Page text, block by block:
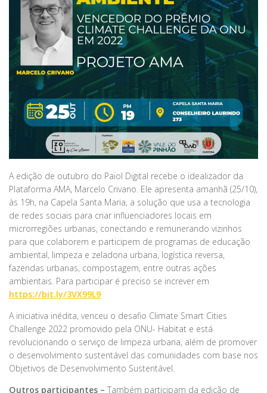
A edição de outubro do Paiol Digital recebe o idealizador da
Plataforma AMA, Marcelo Crivano. Ele apresenta amanhã (25/10),
às 19h, na Capela Santa Maria, a solução que usa a tecnologia
de redes sociais para criar influenciadores locais em
microrregiões urbanas, conectando e remunerando vizinhos
para que colaborem e participem de programas de educação
ambiental, limpeza e zeladoria urbana, logística reversa,
fazendas urbanas, compostagem, entre outras ações
ambientais. Para participar é preciso se increver em
https://bit.ly/3VX99L9
A iniciativa inédita, venceu o desafio Climate Smart Cities
Challenge 2022 promovido pela ONU- Habitat e está
revolucionando o serviço de limpeza urbana, além de promover
o desenvolvimento sustentável das comunidades com base nos
Objetivos de Desenvolvimento Sustentável.
Outros participantes – Também participam da edição de